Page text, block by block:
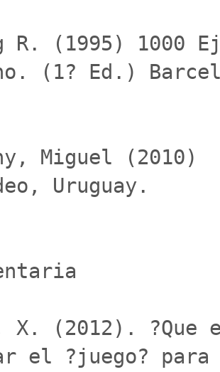
R. (1995) 1000
(1? Ed.)
Miguel
Uruguay.
X. (2012). ?Que
el ?juego?